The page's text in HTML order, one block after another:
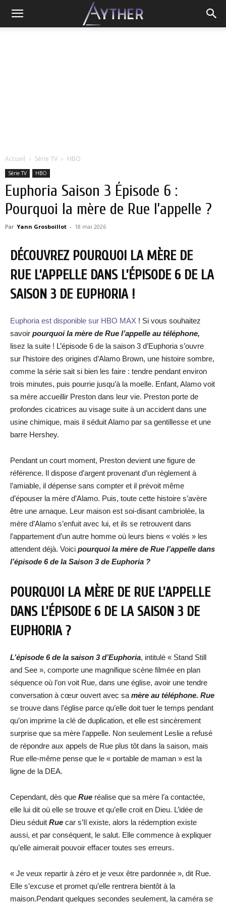
Accueil Série TV HBO
Série TV HBO
Euphoria Saison 3 Épisode 6 :
Pourquoi la mère de Rue l’appelle ?
Par Yann Grosboillot - 18 mai 2026
DÉCOUVREZ POURQUOI LA MÈRE DE
RUE L’APPELLE DANS L’ÉPISODE 6 DE LA
SAISON 3 DE EUPHORIA !
Euphoria est disponible sur HBO MAX ! Si vous souhaitez
savoir pourquoi la mère de Rue l’appelle au téléphone,
lisez la suite ! L’épisode 6 de la saison 3 d’Euphoria s’ouvre
sur l’histoire des origines d’Alamo Brown, une histoire sombre,
comme la série sait si bien les faire : tendre pendant environ
trois minutes, puis pourrie jusqu’à la moelle. Enfant, Alamo voit
sa mère accueillir Preston dans leur vie. Preston porte de
profondes cicatrices au visage suite à un accident dans une
usine chimique, mais il séduit Alamo par sa gentillesse et une
barre Hershey.
Pendant un court moment, Preston devient une figure de
référence. Il dispose d’argent provenant d’un règlement à
l’amiable, il dépense sans compter et il prévoit même
d’épouser la mère d’Alamo. Puis, toute cette histoire s’avère
être une arnaque. Leur maison est soi-disant cambriolée, la
mère d’Alamo s’enfuit avec lui, et ils se retrouvent dans
l’appartement d’un autre homme où leurs biens « volés » les
attendent déjà. Voici pourquoi la mère de Rue l’appelle dans
l’épisode 6 de la Saison 3 de Euphoria ?
POURQUOI LA MÈRE DE RUE L’APPELLE
DANS L’ÉPISODE 6 DE LA SAISON 3 DE
EUPHORIA ?
L’épisode 6 de la saison 3 d’Euphoria, intitulé « Stand Still
and See », comporte une magnifique scène filmée en plan
séquence où l’on voit Rue, dans une église, avoir une tendre
conversation à cœur ouvert avec sa mère au téléphone. Rue
se trouve dans l’église parce qu’elle doit tuer le temps pendant
qu’on imprime la clé de duplication, et elle est sincèrement
surprise que sa mère l’appelle. Non seulement Leslie a refusé
de répondre aux appels de Rue plus tôt dans la saison, mais
Rue elle-même pense que le « portable de maman » est la
ligne de la DEA.
Cependant, dès que Rue réalise que sa mère l’a contactée,
elle lui dit où elle se trouve et qu’elle croit en Dieu. L’idée de
Dieu séduit Rue car s’Il existe, alors la rédemption existe
aussi, et par conséquent, le salut. Elle commence à expliquer
qu’elle aimerait pouvoir effacer toutes ses erreurs.
« Je veux repartir à zéro et je veux être pardonnée », dit Rue.
Elle s’excuse et promet qu’elle rentrera bientôt à la
maison.Pendant quelques secondes seulement, la caméra se